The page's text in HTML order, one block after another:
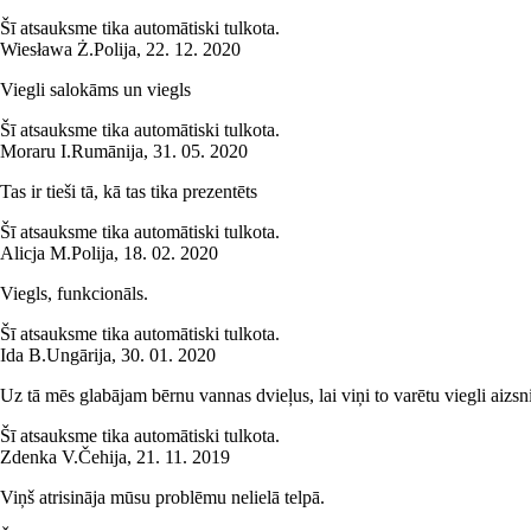
Šī atsauksme tika automātiski tulkota.
Wiesława Ż.Polija, 22. 12. 2020
Viegli salokāms un viegls
Šī atsauksme tika automātiski tulkota.
Moraru I.Rumānija, 31. 05. 2020
Tas ir tieši tā, kā tas tika prezentēts
Šī atsauksme tika automātiski tulkota.
Alicja M.Polija, 18. 02. 2020
Viegls, funkcionāls.
Šī atsauksme tika automātiski tulkota.
Ida B.Ungārija, 30. 01. 2020
Uz tā mēs glabājam bērnu vannas dvieļus, lai viņi to varētu viegli
Šī atsauksme tika automātiski tulkota.
Zdenka V.Čehija, 21. 11. 2019
Viņš atrisināja mūsu problēmu nelielā telpā.